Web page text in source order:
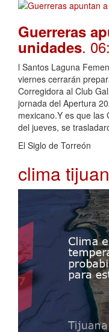
Guerreras
unidades.
l Santos Laguna
viernes cerrarán
Corregidora al Club
jornada del Apertura
mexicano.Y es que las
del jueves, se
El Siglo de Torreón
clima